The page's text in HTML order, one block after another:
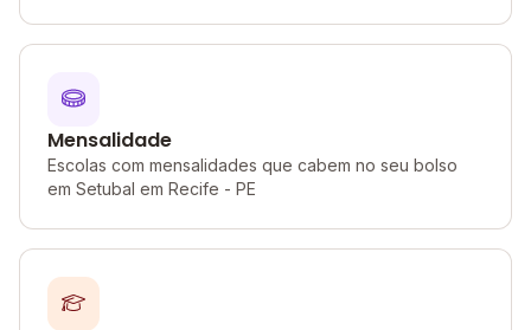
Mensalidade
Escolas com mensalidades que cabem no seu bolso
em Setubal em Recife - PE